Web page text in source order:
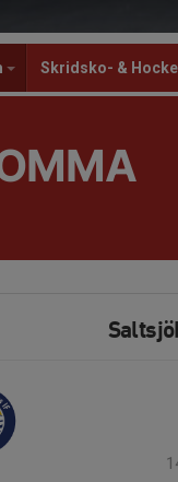
Skridsko- &